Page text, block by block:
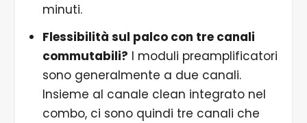
minuti.
Flessibilità sul palco con tre canali
commutabili? I moduli preamplificatori
sono generalmente a due canali.
Insieme al canale clean integrato nel
combo, ci sono quindi tre canali che